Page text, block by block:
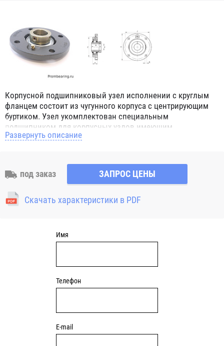
Корпусной подшипниковый узел исполнении с круглым
фланцем состоит из чугунного корпуса с центрирующим
буртиком. Узел укомплектован специальным
подшипником для корпусных узлов имеющим
сферическое наружное кольцо. При монтаже корпусных
вала или неточность монтажа. Корпус имеет четыре
отверстия для закрепления. Узлы c круглым чугунным
фланцем являются обслуживаемыми, подшипник
смазывается через специальный фиттинг (тавотницу)
Развернуть описание
под заказ ЗАПРОС ЦЕНЫ
Скачать характеристики в PDF
Имя
Телефон
E-mail